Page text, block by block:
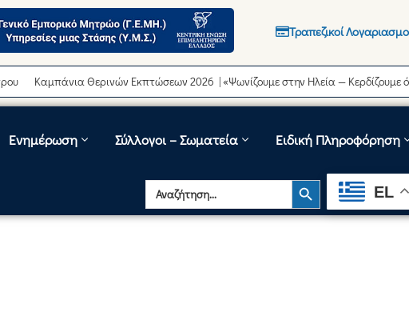
Τραπεζικοί
Καμπάνια Θερινών Εκπτώσεων 2026 | «Ψωνίζουμε στην Ηλεία — Κερδίζουμε όλοι»
Ενημέρωση Σύλλογοι – Σωματεία Ειδική Πληροφόρηση
Search
for:
Search Button
EL